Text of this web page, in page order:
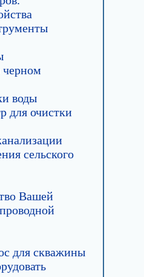
черном
воды
для очистки
сельского
Вашей
для скважины